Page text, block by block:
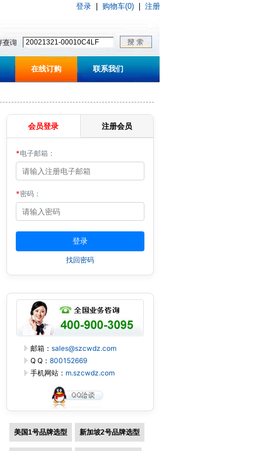
登录 购物车(0) 注册
在线订购 联系我们
会员登录 注册会员
*电子邮箱：
*密码：
找回密码
邮箱： sales@szcwdz.com
Q Q： 800152669
手机网站： m.szcwdz.com
美国1号品牌选型 新加坡2号品牌选型